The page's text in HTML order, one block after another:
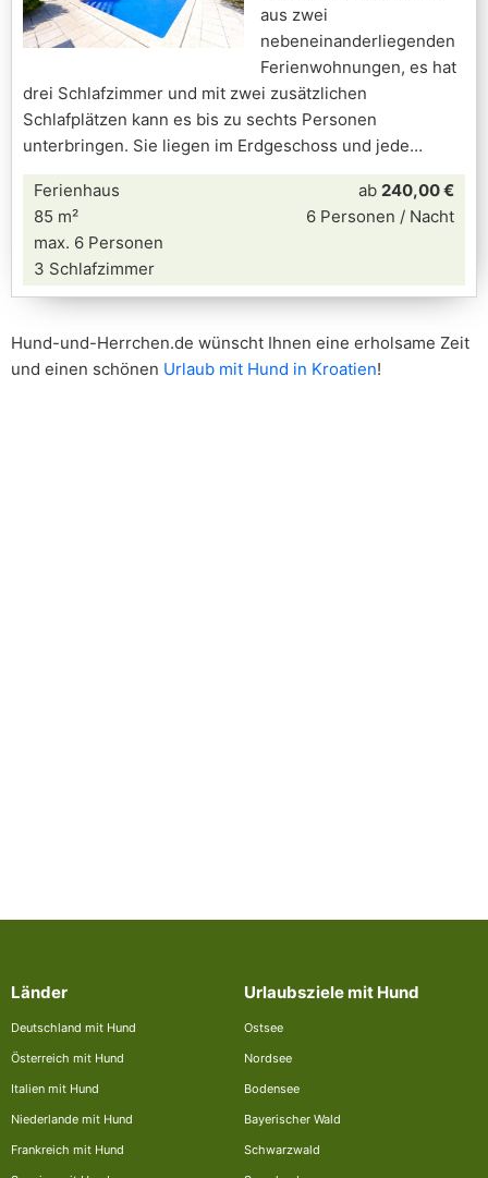
aus zwei
nebeneinanderliegenden
Ferienwohnungen, es hat
drei Schlafzimmer und mit zwei zusätzlichen
Schlafplätzen kann es bis zu sechts Personen
unterbringen. Sie liegen im Erdgeschoss und jede
Ferienhaus
85 m²
max. 6 Personen
3 Schlafzimmer
ab 240,00 €
6 Personen / Nacht
Hund-und-Herrchen.de wünscht Ihnen eine erholsame Zeit
und einen schönen Urlaub mit Hund in Kroatien!
Länder
Deutschland mit Hund
Österreich mit Hund
Italien mit Hund
Niederlande mit Hund
Frankreich mit Hund
Urlaubsziele mit Hund
Ostsee
Nordsee
Bodensee
Bayerischer Wald
Schwarzwald